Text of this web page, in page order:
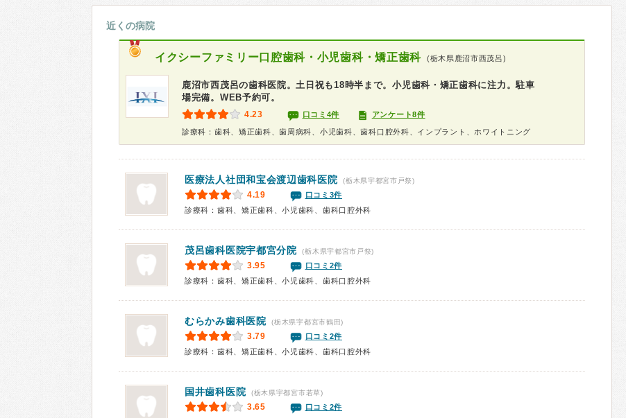
近くの病院
イクシーファミリー口腔歯科・小児歯科・矯正歯科 (栃木県鹿沼市西茂呂)
鹿沼市西茂呂の歯科医院。土日祝も18時半まで。小児歯科・矯正歯科に注力。駐車
場完備。WEB予約可。
4.23 口コミ4件 アンケート8件
診療科：歯科、矯正歯科、歯周病科、小児歯科、歯科口腔外科、インプラント、ホワイトニング
医療法人社団和宝会渡辺歯科医院 (栃木県宇都宮市戸祭)
4.19
口コミ3件
診療科：歯科、矯正歯科、小児歯科、歯科口腔外科
茂呂歯科医院宇都宮分院 (栃木県宇都宮市戸祭)
3.95
口コミ2件
診療科：歯科、矯正歯科、小児歯科、歯科口腔外科
むらかみ歯科医院 (栃木県宇都宮市鶴田)
3.79
口コミ2件
診療科：歯科、矯正歯科、小児歯科、歯科口腔外科
国井歯科医院 (栃木県宇都宮市若草)
3.65 口コミ2件